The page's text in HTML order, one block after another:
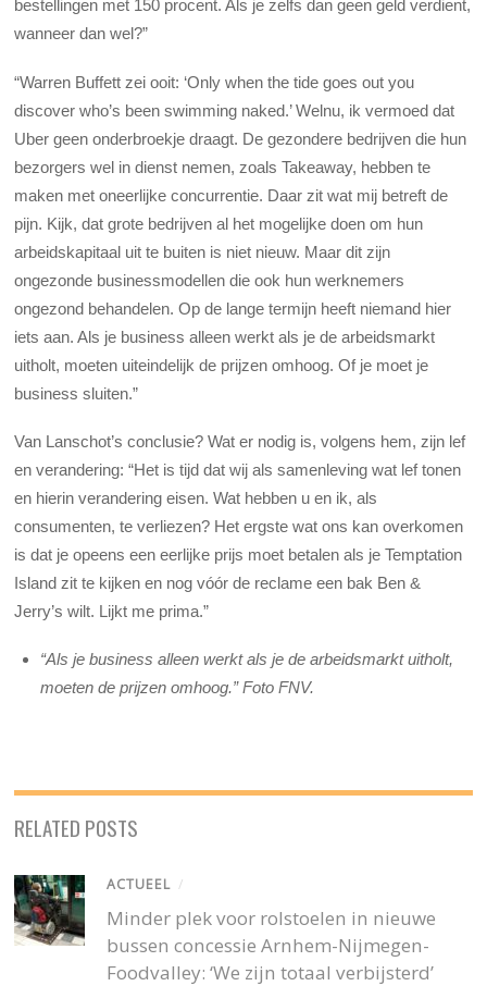
bestellingen met 150 procent. Als je zelfs dan geen geld verdient,
wanneer dan wel?”
“Warren Buffett zei ooit: ‘Only when the tide goes out you
discover who’s been swimming naked.’ Welnu, ik vermoed dat
Uber geen onderbroekje draagt. De gezondere bedrijven die hun
bezorgers wel in dienst nemen, zoals Takeaway, hebben te
maken met oneerlijke concurrentie. Daar zit wat mij betreft de
pijn. Kijk, dat grote bedrijven al het mogelijke doen om hun
arbeidskapitaal uit te buiten is niet nieuw. Maar dit zijn
ongezonde businessmodellen die ook hun werknemers
ongezond behandelen. Op de lange termijn heeft niemand hier
iets aan. Als je business alleen werkt als je de arbeidsmarkt
uitholt, moeten uiteindelijk de prijzen omhoog. Of je moet je
business sluiten.”
Van Lanschot’s conclusie? Wat er nodig is, volgens hem, zijn lef
en verandering: “Het is tijd dat wij als samenleving wat lef tonen
en hierin verandering eisen. Wat hebben u en ik, als
consumenten, te verliezen? Het ergste wat ons kan overkomen
is dat je opeens een eerlijke prijs moet betalen als je Temptation
Island zit te kijken en nog vóór de reclame een bak Ben &
Jerry’s wilt. Lijkt me prima.”
“Als je business alleen werkt als je de arbeidsmarkt uitholt,
moeten de prijzen omhoog.” Foto FNV.
RELATED POSTS
ACTUEEL /
Minder plek voor rolstoelen in nieuwe
bussen concessie Arnhem-Nijmegen-
Foodvalley: ‘We zijn totaal verbijsterd’